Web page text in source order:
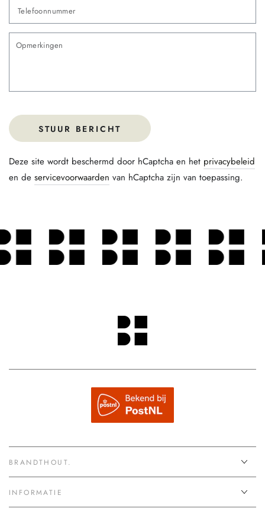
STUUR BERICHT
Deze site wordt beschermd door hCaptcha en het privacybeleid
en de servicevoorwaarden van hCaptcha zijn van toepassing.
BRANDTHOUT.
INFORMATIE